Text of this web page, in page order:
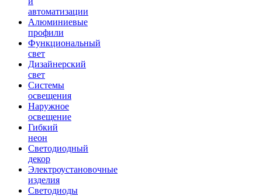
автоматизации
Алюминиевые
профили
Функциональный
свет
Дизайнерский
свет
Системы
освещения
Наружное
освещение
Гибкий
неон
Светодиодный
декор
Электроустановочные
изделия
Светодиоды